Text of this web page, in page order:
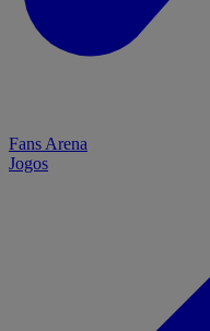
Fans Arena
Jogos